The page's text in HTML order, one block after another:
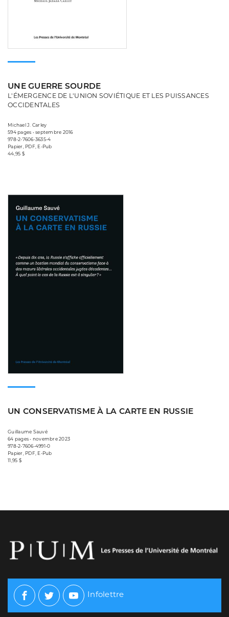
UNE GUERRE SOURDE
L'ÉMERGENCE DE L'UNION SOVIÉTIQUE ET LES PUISSANCES
OCCIDENTALES
Michael J. Carley
594 pages • septembre 2016
978-2-7606-3635-4
Papier, PDF, E-Pub
44,95 $
UN CONSERVATISME À LA CARTE EN RUSSIE
Guillaume Sauvé
64 pages • novembre 2023
978-2-7606-4991-0
Papier, PDF, E-Pub
11,95 $
Facebook
TwitterYoutube
Infolettre